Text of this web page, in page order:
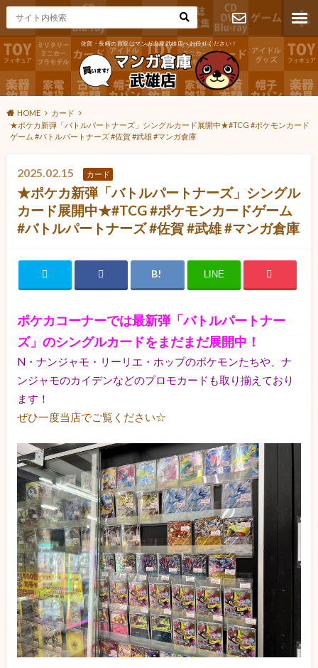
佐賀・長崎の買取はマンガ倉庫武雄店へお任せください！
お問い合わ
せ
HOME
カード
★ポケカ新弾「バトルパートナーズ」シングルカード展開中★#TCG #ポケモンカード
ゲーム #バトルパートナーズ #佐賀 #武雄 #マンガ倉庫
2025.02.15 カード
★ポケカ新弾「バトルパートナーズ」シングル
カード展開中★#TCG #ポケモンカードゲーム
#バトルパートナーズ #佐賀 #武雄 #マンガ倉庫
LINE
ポケカコーナーでは最新弾「バトルパートナー
ズ」のシングルカードをまだまだ展開中！
N・ナンジャモ・リーリエ・ホップのポケモンたちや、ナ
ンジャモのカイデンなどのプロモカードも取り揃えており
ます！
ぜひ一度当店でご覧ください☆